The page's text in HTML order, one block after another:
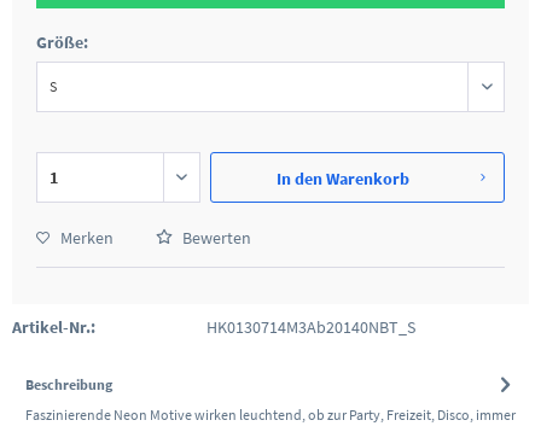
Größe:
In denWarenkorb
Merken Bewerten
Artikel-Nr.: HK0130714M3Ab20140NBT_S
Beschreibung
Faszinierende Neon Motive wirken leuchtend, ob zur Party, Freizeit, Disco, immer